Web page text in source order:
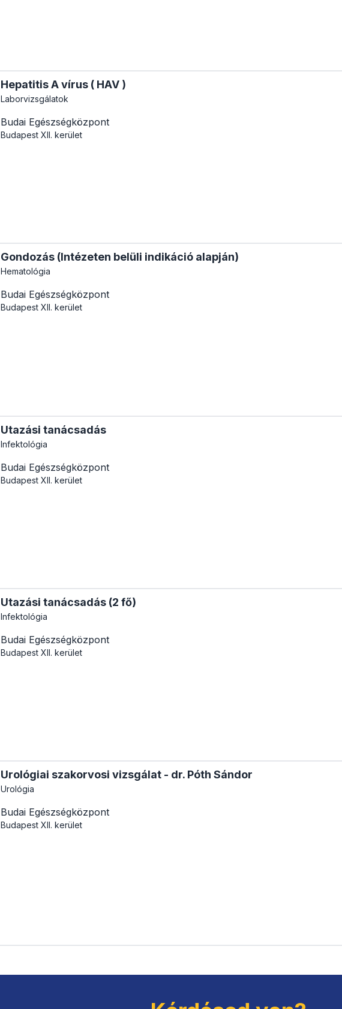
Hepatitis A vírus ( HAV )
Laborvizsgálatok
Budai Egészségközpont
Budapest XII. kerület
Gondozás (Intézeten belüli indikáció alapján)
Hematológia
Budai Egészségközpont
Budapest XII. kerület
Utazási tanácsadás
Infektológia
Budai Egészségközpont
Budapest XII. kerület
Utazási tanácsadás (2 fő)
Infektológia
Budai Egészségközpont
Budapest XII. kerület
Urológiai szakorvosi vizsgálat - dr. Póth Sándor
Urológia
Budai Egészségközpont
Budapest XII. kerület